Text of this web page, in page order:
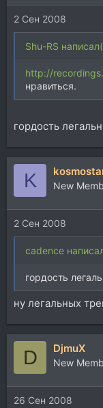
2 Сен 2008
Shu-RS
http://
нравиться.
гордость
K New
2 Сен 2008
cadence
гордость
ну легальных
D DjmuX
New
26 Сен 2008